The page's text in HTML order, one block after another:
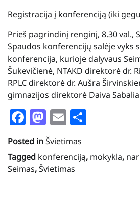
Registracija į konferenciją (iki
Prieš pagrindinį renginį, 8.30 val.,
Spaudos konferencijų salėje vyks
konferencija, kurioje dalyvaus
Šukevičienė, NTAKD direktorė dr.
RPLC direktorė dr. Aušra
gimnazijos direktorė Daiva
Facebook
Mastodon
Email
Posted inŠvietimas
Tagged konferenciją, mokykla,
Seimas,Švietimas